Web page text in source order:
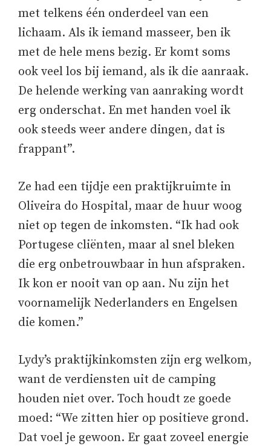
met telkens één onderdeel van een
lichaam. Als ik iemand masseer, ben ik
met de hele mens bezig. Er komt soms
ook veel los bij iemand, als ik die aanraak.
De helende werking van aanraking wordt
erg onderschat. En met handen voel ik
ook steeds weer andere dingen, dat is
frappant”.
Ze had een tijdje een praktijkruimte in
Oliveira do Hospital, maar de huur woog
niet op tegen de inkomsten. “Ik had ook
Portugese cliënten, maar al snel bleken
die erg onbetrouwbaar in hun afspraken.
Ik kon er nooit van op aan. Nu zijn het
voornamelijk Nederlanders en Engelsen
die komen.”
Lydy’s praktijkinkomsten zijn erg welkom,
want de verdiensten uit de camping
houden niet over. Toch houdt ze goede
moed: “We zitten hier op positieve grond.
Dat voel je gewoon. Er gaat zoveel energie